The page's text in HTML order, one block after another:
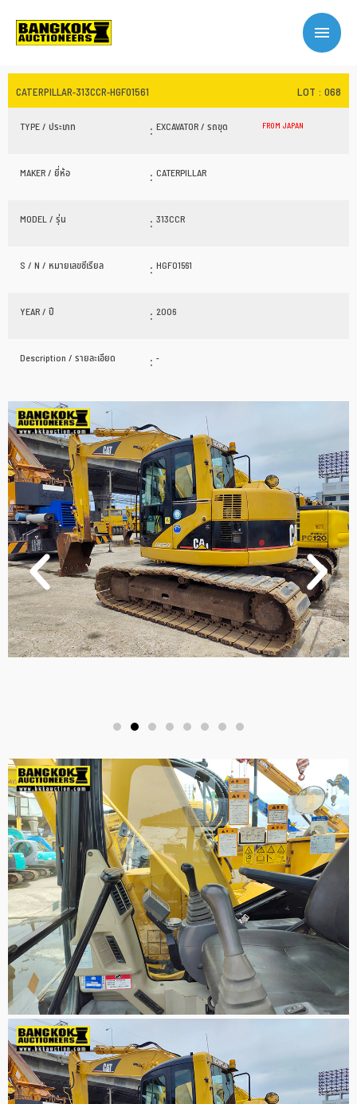
CATERPILLAR-313CCR-HGF01561 LOT : 068
TYPE / ประเภท : EXCAVATOR / รถขุด FROM JAPAN
MAKER / ยี่ห้อ : CATERPILLAR
MODEL / รุ่น : 313CCR
S / N / หมายเลขซีเรียล : HGF01561
YEAR / ปี : 2006
Description / รายละเอียด : -